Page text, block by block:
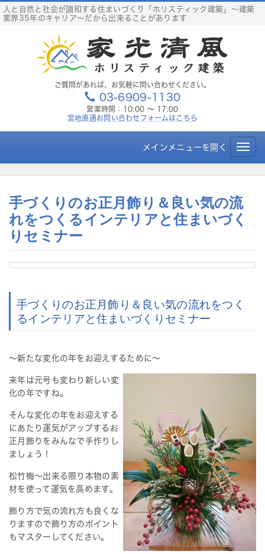
k
t
人と自然と社会が調和する住まいづくり「ホリスティック建築」～建築
業界35年のキャリア～だから出来ることがあります
ご質問があれば、お気軽に問い合わせください。
03-6909-1130
営業時間：10:00 ～ 17:00
宮地直通お問い合わせフォームはこちら
T
o
g
l
i
メインメニューを開く
手づくりのお正月飾り＆良い気の流
れをつくるインテリアと住まいづく
りセミナー
手づくりのお正月飾り＆良い気の流れをつく
るインテリアと住まいづくりセミナー
～新たな変化の年をお迎えするために～
来年は元号も変わり新しい変
化の年ですね。
そんな変化の年をお迎えする
にあたり運気がアップするお
正月飾りをみんなで手作りし
ましょう！
松竹梅～出来る限り本物の素
材を使って運気を高めます。
飾り方で気の流れ方も良くな
りますので飾り方のポイント
もマスターしてください。